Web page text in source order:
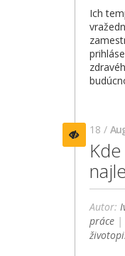
Ich
18 /
Autor:
práce |